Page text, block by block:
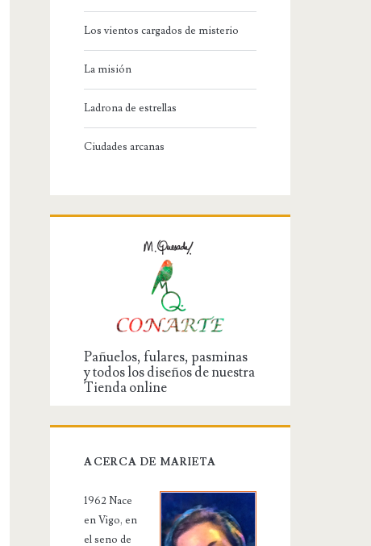
Los vientos cargados de misterio
La misión
Ladrona de estrellas
Ciudades arcanas
Pañuelos, fulares, pasminas
y todos los diseños de nuestra
Tienda online
ACERCA DE MARIETA
1962 Nace
en Vigo, en
el seno de